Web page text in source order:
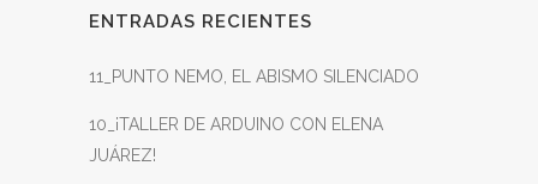
ENTRADAS RECIENTES
11_PUNTO NEMO, EL ABISMO SILENCIADO
10_¡TALLER DE ARDUINO CON ELENA
JUÁREZ!